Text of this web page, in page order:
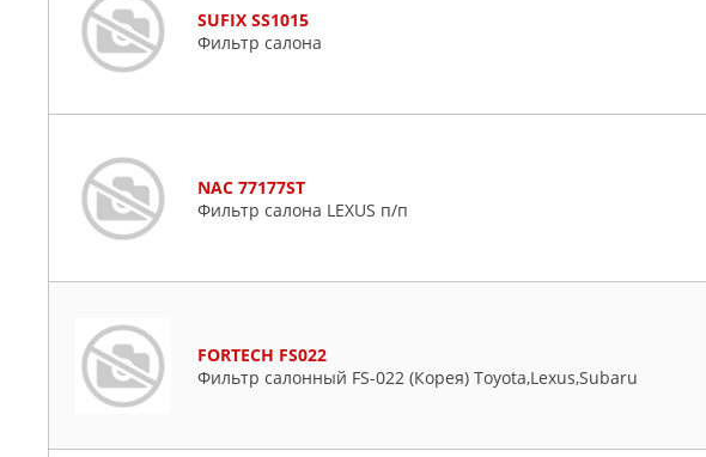
SUFIX SS1015
Фильтр салона
NAC 77177ST
Фильтр салона LEXUS п/п
FORTECH FS022
Фильтр салонный FS-022 (Корея) Toyota,Lexus,Subaru